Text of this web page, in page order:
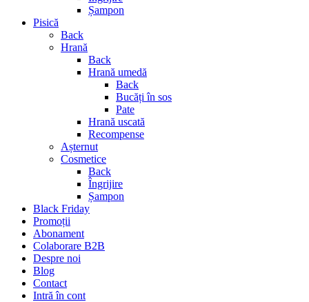
Șampon
Pisică
Back
Hrană
Back
Hrană umedă
Back
Bucăți în sos
Pate
Hrană uscată
Recompense
Așternut
Cosmetice
Back
Îngrijire
Șampon
Black Friday
Promoții
Abonament
Colaborare B2B
Despre noi
Blog
Contact
Intră în cont